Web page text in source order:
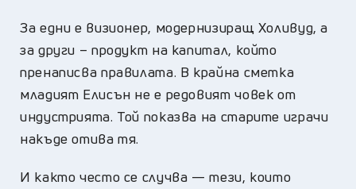
За едни е визионер, модернизиращ Холивуд, а
за други – продукт на капитал, който
пренаписва правилата. В крайна сметка
младият Елисън не е редовият човек от
индустрията. Той показва на старите играчи
накъде отива тя.
И както често се случва — тези, които